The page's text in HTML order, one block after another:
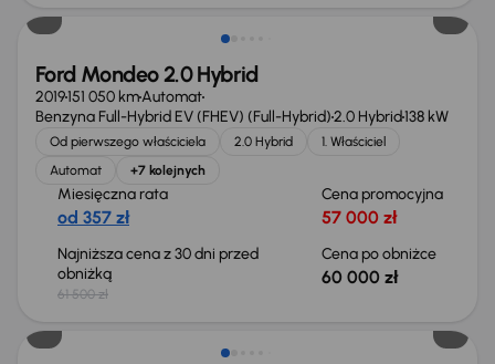
Ford Mondeo 2.0 Hybrid
2019151 050 kmAutomat
Benzyna Full-Hybrid EV (FHEV) (Full-Hybrid)2.0 Hybrid138 kW
Od pierwszego właściciela 2.0 Hybrid
1. Właściciel
Automat
+7 kolejnych
Miesięczna rata
od 357 zł
Cena promocyjna
57 000 zł
Najniższa cena z 30 dni przed
obniżką
61 500 zł
Cena po obniżce
60 000 zł